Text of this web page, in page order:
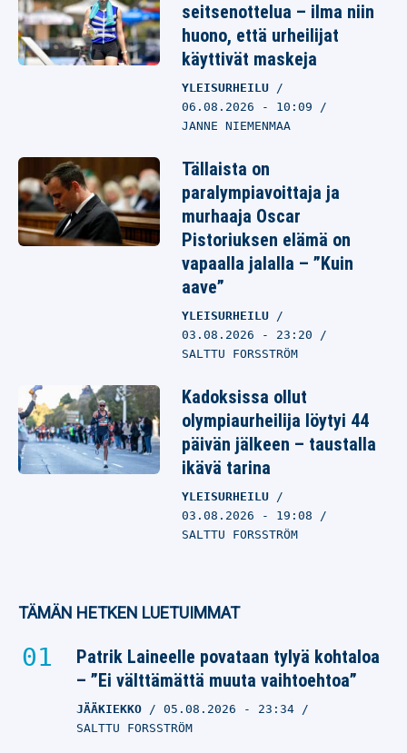
seitsenottelua – ilma niin
huono, että urheilijat
käyttivät maskeja
YLEISURHEILU
06.08.2026 - 10:09
JANNE NIEMENMAA
Tällaista on
paralympiavoittaja ja
murhaaja Oscar
Pistoriuksen elämä on
vapaalla jalalla – ”Kuin
aave”
YLEISURHEILU
03.08.2026 - 23:20
SALTTU FORSSTRÖM
Kadoksissa ollut
olympiaurheilija löytyi 44
päivän jälkeen – taustalla
ikävä tarina
YLEISURHEILU
03.08.2026 - 19:08
SALTTU FORSSTRÖM
TÄMÄN HETKEN LUETUIMMAT
Patrik Laineelle povataan tylyä kohtaloa
– ”Ei välttämättä muuta vaihtoehtoa”
JÄÄKIEKKO 05.08.2026 - 23:34
SALTTU FORSSTRÖM